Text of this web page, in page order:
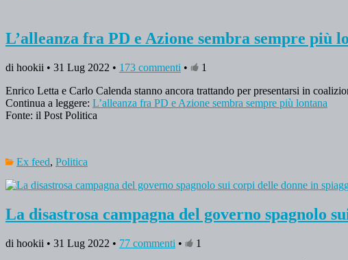
L’alleanza fra PD e Azione sembra sempre più
di hookii • 31 Lug 2022 • 173 commenti •
1
Enrico Letta e Carlo Calenda stanno ancora trattando per presentarsi in
Continua a leggere: L’alleanza fra PD e Azione sembra sempre più lontana
Fonte: il Post Politica
Ex feed, Politica
La disastrosa campagna del governo spagnolo
di hookii • 31 Lug 2022 • 77 commenti •
1